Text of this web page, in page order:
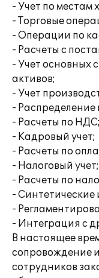
- Учет по местам
- Торговые
- Операции по
- Расчеты с
- Учет основных
активов;
- Учет
- Распределение
- Расчеты по НДС;
- Кадровый учет;
- Расчеты по
- Налоговый учет;
- Расчеты по
- Синтетические
-
- Интеграция с
В настоящее
сопровождение
сотрудников